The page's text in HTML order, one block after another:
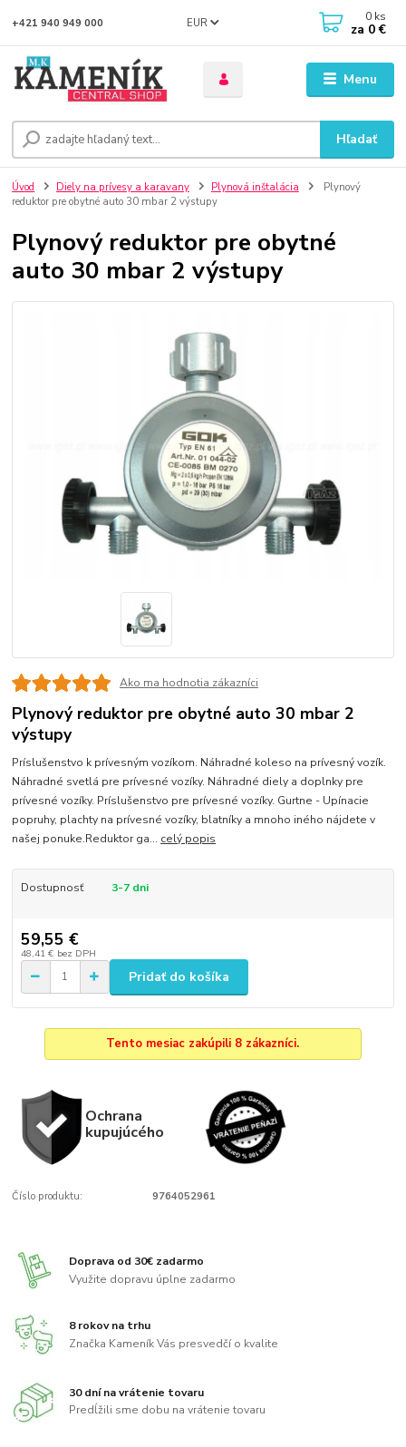
Menu
EUR
Hľadať
+421 940 949 000 0 ks
za 0 €
Úvod Diely na prívesy a karavany Plynová inštalácia
Plynový
reduktor pre obytné auto 30 mbar 2 výstupy
Plynový reduktor pre obytné
auto 30 mbar 2 výstupy
Ako ma hodnotia zákazníci
Plynový reduktor pre obytné auto 30 mbar 2
výstupy
Príslušenstvo k prívesným vozíkom. Náhradné koleso na prívesný vozík.
Náhradné svetlá pre prívesné vozíky. Náhradné diely a doplnky pre
prívesné vozíky. Príslušenstvo pre prívesné vozíky. Gurtne - Upínacie
popruhy, plachty na prívesné vozíky, blatníky a mnoho iného nájdete v
našej ponuke.Reduktor ga... celý popis
Dostupnosť 3-7 dni
59,55 €
48,41 € bez DPH
Pridať do košíka
Tento mesiac zakúpili 8 zákazníci.
Ochrana
kupujúcého
Číslo produktu: 9764052961
Doprava od 30€ zadarmo
Využite dopravu úplne zadarmo
8 rokov na trhu
Značka Kameník Vás presvedčí o kvalite
30 dní na vrátenie tovaru
Predĺžili sme dobu na vrátenie tovaru